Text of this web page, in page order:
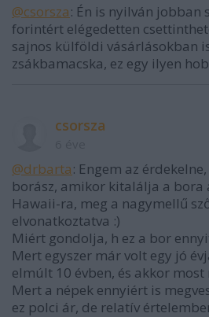
@csorsza: Én is nyilván jobban
forintért elégedetten
sajnos külföldi vásárlásokban
zsákbamacska, ez egy ilyen
csorsza
@drbarta: Engem az
borász, amikor kitalálja a bora
Hawaii-ra, meg a nagymellű
elvonatkoztatva :)
Miért gondolja, h ez a bor
Mert egyszer már volt egy jó
elmúlt 10 évben, és akkor
Mert a népek ennyiért is
ez polci ár, de relatív